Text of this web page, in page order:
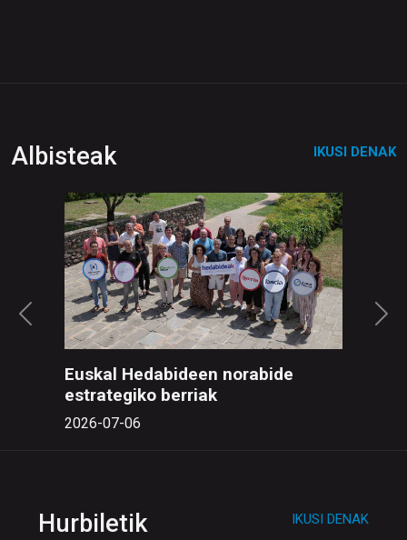
Albisteak IKUSI DENAK
Euskal Hedabideen norabide
estrategiko berriak
2026-07-06
Hurbiletik IKUSI DENAK